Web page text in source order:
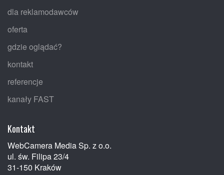
dla reklamodawców
oferta
gdzie oglądać?
kontakt
referencje
kanały FAST
Kontakt
WebCamera Media Sp. z o.o.
ul. św. Filipa 23/4
31-150 Kraków